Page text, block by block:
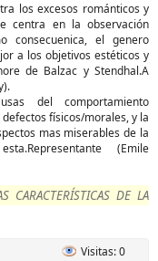
los excesos románticos y
centra en la observación
consecuenica, el genero
a los objetivos estéticos y
de Balzac y Stendhal.A
del comportamiento
físicos/morales, y la
mas miserables de la
(Emile
CARACTERÍSTICAS DE LA
Visitas: 0